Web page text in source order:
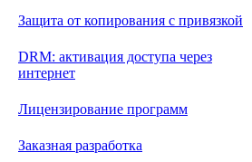
Защита от копирования с привязкой
DRM: активация доступа через
интернет
Лицензирование программ
Заказная разработка